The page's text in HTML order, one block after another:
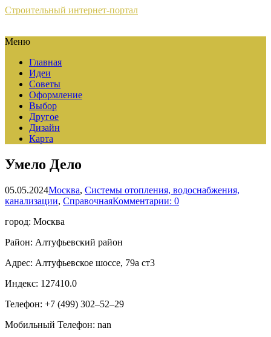
Строительный интернет-портал
Меню
Главная
Идеи
Советы
Оформление
Выбор
Другое
Дизайн
Карта
Умело Дело
05.05.2024Москва, Системы отопления, водоснабжения,
канализации, СправочнаяКомментарии: 0
город: Москва
Район: Алтуфьевский район
Адрес: Алтуфьевское шоссе, 79а ст3
Индекс: 127410.0
Телефон: +7 (499) 302‒52‒29
Мобильный Телефон: nan